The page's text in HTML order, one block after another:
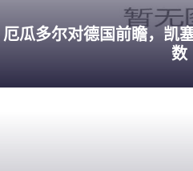
厄瓜多尔对德国前瞻，凯
数